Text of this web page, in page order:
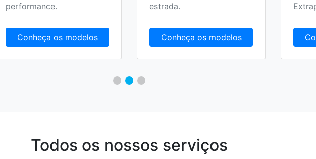
performance.
Conheça os modelos
estrada.
Conheça os modelos
Todos os nossos serviços